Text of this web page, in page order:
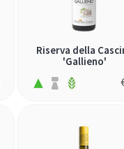
Riserva della
'Gallieno'